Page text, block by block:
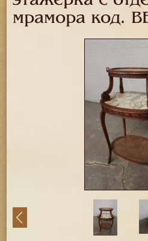
мрамора код.